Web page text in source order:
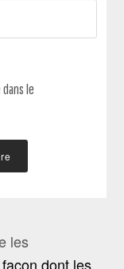
le
les
dont les